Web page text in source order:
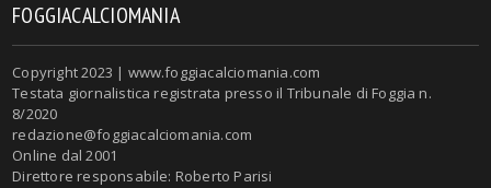
FOGGIACALCIOMANIA
Copyright 2023 | www.foggiacalciomania.com
Testata giornalistica registrata presso il Tribunale di Foggia n.
8/2020
redazione@foggiacalciomania.com
Online dal 2001
Direttore responsabile: Roberto Parisi